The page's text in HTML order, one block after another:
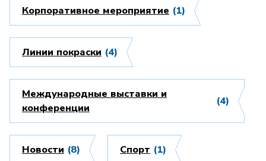
Корпоративное мероприятие (1)
Линии покраски (4)
Международные выставки и
конференции
(4)
Новости (8) Спорт (1)